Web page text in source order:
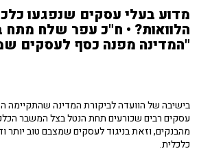
מדוע בעלי עסקים שנפגעו
הלוואות? • ח"כ עפר שלח מתח
"המדינה מפנה כסף לעסקים
בישיבה של הוועדה לביקורת המדינה שהתקיימה
עסקים רבים שכורעים תחת הנטל בצל המשבר
מהבנקים, וזאת בניגוד לעסקים שמצבם טוב יותר
כלכלית.